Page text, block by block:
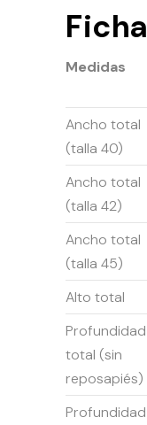
Medidas
Ancho total
(talla 40)
Ancho total
(talla 42)
Ancho total
(talla 45)
Alto total
Profundidad
total (sin
reposapiés)
Profundidad